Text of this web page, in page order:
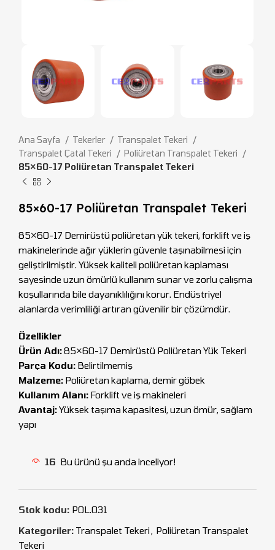
Ana Sayfa Tekerler
Transpalet Tekeri
Transpalet Çatal Tekeri
Poliüretan Transpalet Tekeri
85×60-17 Poliüretan Transpalet Tekeri
85×60-17 Poliüretan Transpalet Tekeri
85×60-17 Demirüstü poliüretan yük tekeri, forklift ve iş
makinelerinde ağır yüklerin güvenle taşınabilmesi için
geliştirilmiştir. Yüksek kaliteli poliüretan kaplaması
sayesinde uzun ömürlü kullanım sunar ve zorlu çalışma
koşullarında bile dayanıklılığını korur. Endüstriyel
alanlarda verimliliği artıran güvenilir bir çözümdür.
Özellikler
Ürün Adı:85×60-17 Demirüstü Poliüretan Yük Tekeri
Parça Kodu: Belirtilmemiş
Malzeme: Poliüretan kaplama, demir göbek
Kullanım Alanı: Forklift ve iş makineleri
Avantaj:Yüksek taşıma kapasitesi, uzun ömür, sağlam
yapı
16 Bu ürünü şu anda inceliyor!
Stok kodu: POL.031
Kategoriler: Transpalet Tekeri, Poliüretan Transpalet
Tekeri